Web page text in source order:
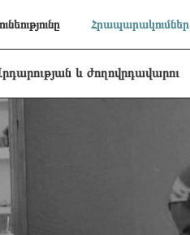
Հրապարակումներ
և ժողովրդավարու